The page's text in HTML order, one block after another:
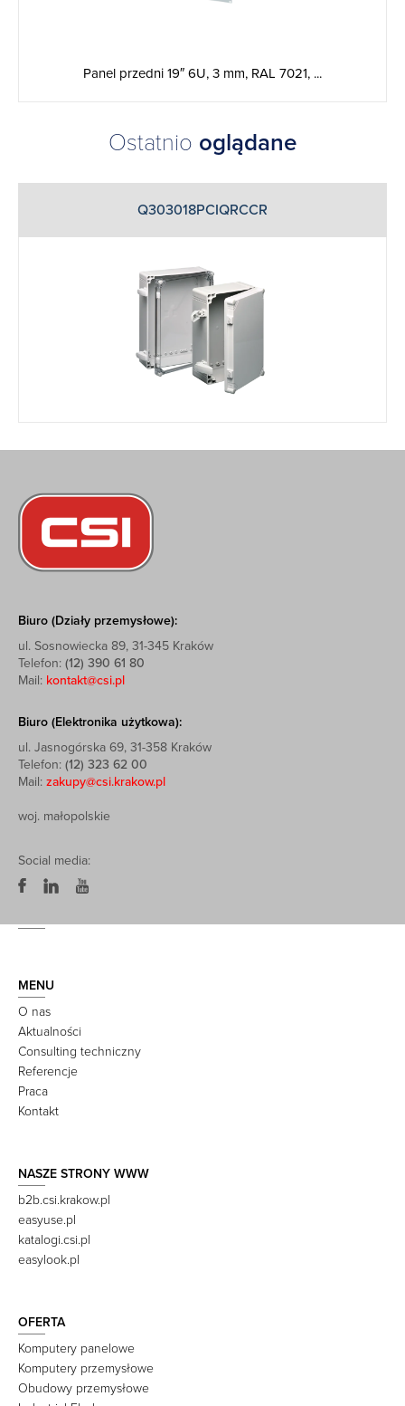
Panel przedni 19″ 6U, 3 mm, RAL 7021, ...
Ostatnio oglądane
Q303018PCIQRCCR
Biuro (Działy przemysłowe):
ul. Sosnowiecka 89, 31-345 Kraków
Telefon: (12) 390 61 80
Mail: kontakt@csi.pl
Biuro (Elektronika użytkowa):
ul. Jasnogórska 69, 31-358 Kraków
Telefon: (12) 323 62 00
Mail: zakupy@csi.krakow.pl
woj. małopolskie
Social media:
MENU
O nas
Aktualności
Consulting techniczny
Referencje
Praca
Kontakt
NASZE STRONY WWW
b2b.csi.krakow.pl
easyuse.pl
katalogi.csi.pl
easylook.pl
OFERTA
Komputery panelowe
Komputery przemysłowe
Obudowy przemysłowe